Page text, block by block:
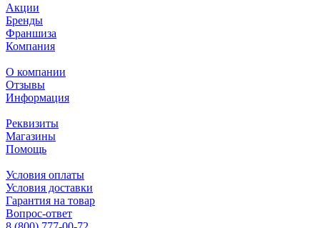
Акции
Бренды
Франшиза
Компания
О компании
Отзывы
Информация
Реквизиты
Магазины
Помощь
Условия оплаты
Условия доставки
Гарантия на товар
Вопрос-ответ